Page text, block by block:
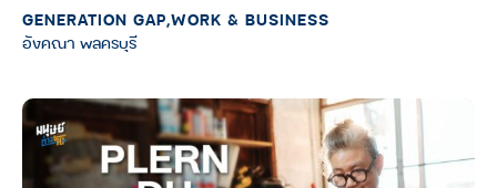
GENERATION GAP,WORK & BUSINESS
อังคณา พลครบุรี